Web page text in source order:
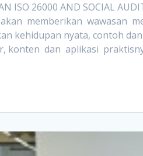
ISO 26000 AND SOCIAL
akan memberikan wawasan
kehidupan nyata, contoh
konten dan aplikasi